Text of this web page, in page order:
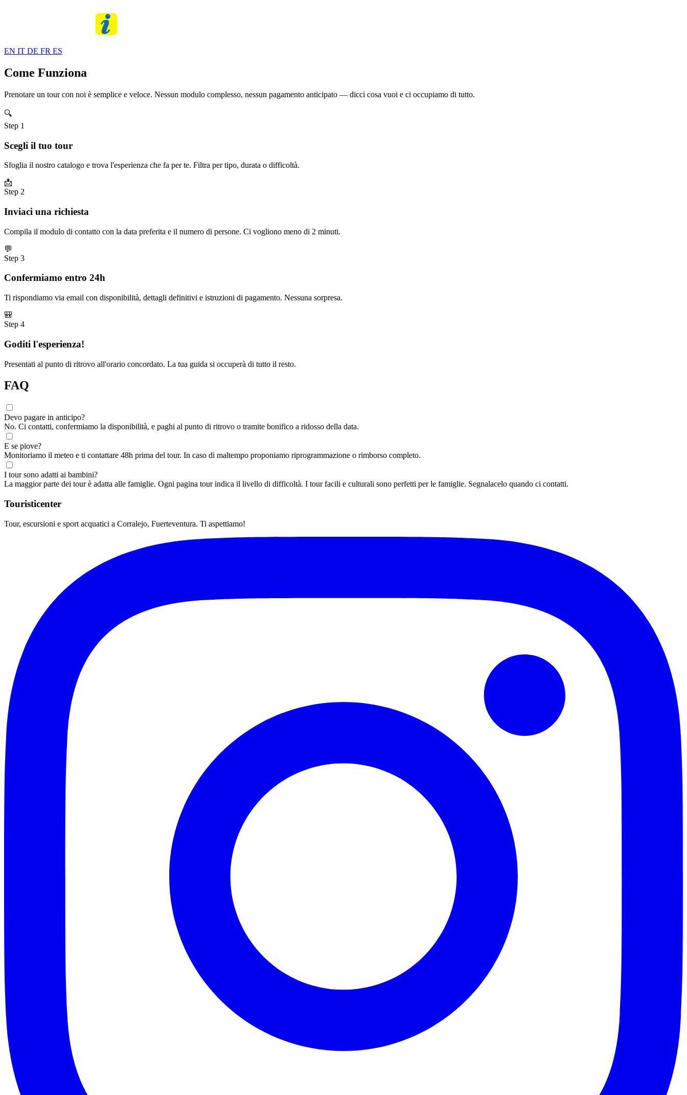
EN IT DE FR ES
Come Funziona
Prenotare un tour con noi è semplice e veloce. Nessun modulo complesso, nessun pagamento anticipato — dicci cosa vuoi e ci occupiamo di tutto.
🔍
Step 1
Scegli il tuo tour
Sfoglia il nostro catalogo e trova l'esperienza che fa per te. Filtra per tipo, durata o difficoltà.
📩
Step 2
Inviaci una richiesta
Compila il modulo di contatto con la data preferita e il numero di persone. Ci vogliono meno di 2 minuti.
💬
Step 3
Confermiamo entro 24h
Ti rispondiamo via email con disponibilità, dettagli definitivi e istruzioni di pagamento. Nessuna sorpresa.
🎒
Step 4
Goditi l'esperienza!
Presentati al punto di ritrovo all'orario concordato. La tua guida si occuperà di tutto il resto.
FAQ
Devo pagare in anticipo?
No. Ci contatti, confermiamo la disponibilità, e paghi al punto di ritrovo o tramite bonifico a ridosso della data.
E se piove?
Monitoriamo il meteo e ti contattare 48h prima del tour. In caso di maltempo proponiamo riprogrammazione o rimborso completo.
I tour sono adatti ai bambini?
La maggior parte dei tour è adatta alle famiglie. Ogni pagina tour indica il livello di difficoltà. I tour facili e culturali sono perfetti per le famiglie. Segnalacelo quando ci contatti.
Touristicenter
Tour, escursioni e sport acquatici a Corralejo, Fuerteventura. Ti aspettiamo!